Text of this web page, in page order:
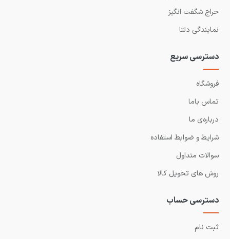
حراج شگفت انگیز
نمایندگی دلتا
دسترسی سریع
فروشگاه
تماس باما
درباره‌ی ما
شرایط و ضوابط استفاده
سوالات متداول
روش های تحویل کالا
دسترسی حساب
ثبت نام